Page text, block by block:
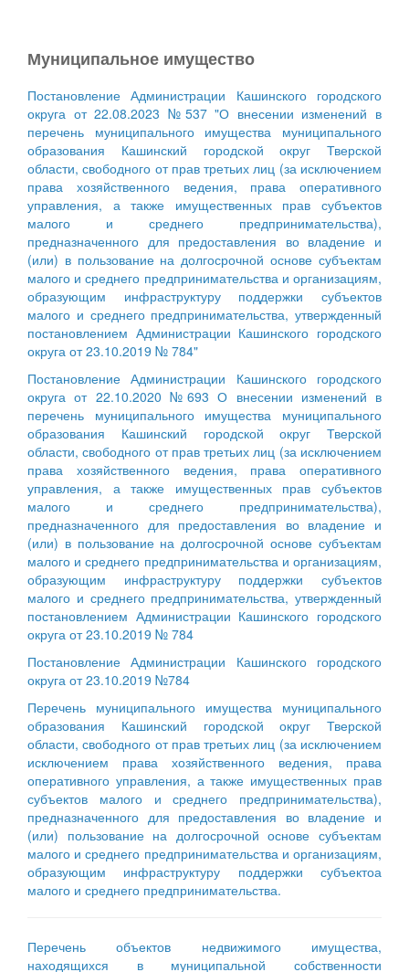
Муниципальное имущество
Постановление Администрации Кашинского городского
округа от 22.08.2023 №537 "О внесении изменений в
перечень муниципального имущества муниципального
образования Кашинский городской округ Тверской
области, свободного от прав третьих лиц (за исключением
права хозяйственного ведения, права оперативного
управления, а также имущественных прав субъектов
малого и среднего предпринимательства),
предназначенного для предоставления во владение и
(или) в пользование на долгосрочной основе субъектам
малого и среднего предпринимательства и организациям,
образующим инфраструктуру поддержки субъектов
малого и среднего предпринимательства, утвержденный
постановлением Администрации Кашинского городского
округа от 23.10.2019 № 784"
Постановление Администрации Кашинского городского
округа от 22.10.2020 №693 О внесении изменений в
перечень муниципального имущества муниципального
образования Кашинский городской округ Тверской
области, свободного от прав третьих лиц (за исключением
права хозяйственного ведения, права оперативного
управления, а также имущественных прав субъектов
малого и среднего предпринимательства),
предназначенного для предоставления во владение и
(или) в пользование на долгосрочной основе субъектам
малого и среднего предпринимательства и организациям,
образующим инфраструктуру поддержки субъектов
малого и среднего предпринимательства, утвержденный
постановлением Администрации Кашинского городского
округа от 23.10.2019 № 784
Постановление Администрации Кашинского городского
округа от 23.10.2019 №784
Перечень муниципального имущества муниципального
образования Кашинский городской округ Тверской
области, свободного от прав третьих лиц (за исключением
исключением права хозяйственного ведения, права
оперативного управления, а также имущественных прав
субъектов малого и среднего предпринимательства),
предназначенного для предоставления во владение и
(или) пользование на долгосрочной основе субъектам
малого и среднего предпринимательства и организациям,
образующим инфраструктуру поддержки субъектоа
малого и среднего предпринимательства.
Перечень объектов недвижимого имущества,
находящихся в муниципальной собственности